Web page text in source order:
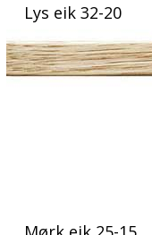
Lys eik 32-20